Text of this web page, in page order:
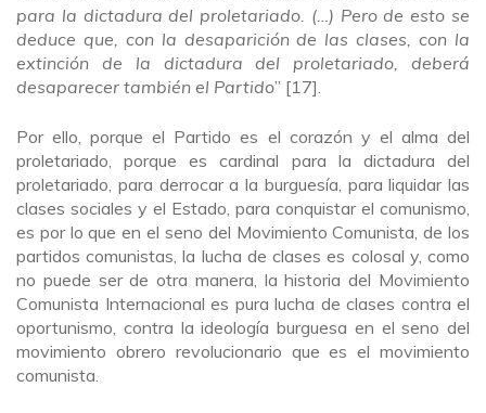
para la dictadura del proletariado. (…) Pero de esto se
deduce que, con la desaparición de las clases, con la
extinción de la dictadura del proletariado, deberá
desaparecer también el Partido” [17].
Por ello, porque el Partido es el corazón y el alma del
proletariado, porque es cardinal para la dictadura del
proletariado, para derrocar a la burguesía, para liquidar las
clases sociales y el Estado, para conquistar el comunismo,
es por lo que en el seno del Movimiento Comunista, de los
partidos comunistas, la lucha de clases es colosal y, como
no puede ser de otra manera, la historia del Movimiento
Comunista Internacional es pura lucha de clases contra el
oportunismo, contra la ideología burguesa en el seno del
movimiento obrero revolucionario que es el movimiento
comunista.